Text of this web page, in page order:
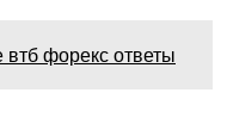
втб форекс ответы